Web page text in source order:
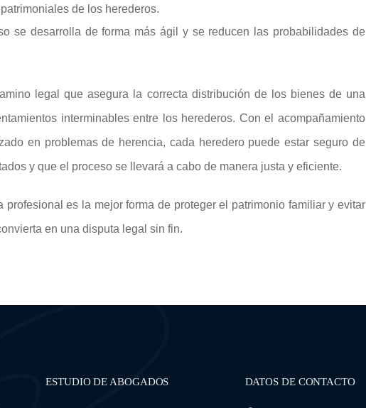
de los herederos.
se desarrolla de forma más ágil y se reducen las probabilidades de
legal que asegura la correcta distribución de los bienes de una
interminables entre los herederos. Con el acompañamiento
en problemas de herencia, cada heredero puede estar seguro de
y que el proceso se llevará a cabo de manera justa y eficiente.
profesional es la mejor forma de proteger el patrimonio familiar y evitar
en una disputa legal sin fin.
ESTUDIO DE ABOGADOS DATOS DE CONTACTO